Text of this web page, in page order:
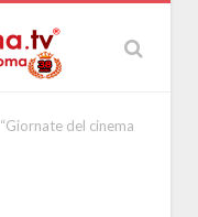
“Giornate del cinema